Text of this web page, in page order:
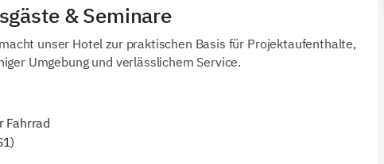
& Seminare
unser Hotel zur praktischen Basis für Projektaufenthalte,
Umgebung und verlässlichem Service.
Fahrrad